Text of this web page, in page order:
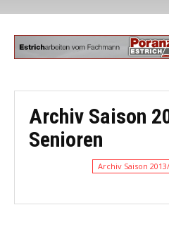
Archiv Saison
Senioren
Archiv Saison